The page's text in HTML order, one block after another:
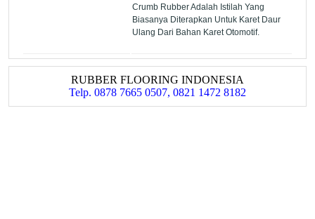
Crumb Rubber Adalah Istilah Yang
Biasanya Diterapkan Untuk Karet Daur
Ulang Dari Bahan Karet Otomotif.
RUBBER FLOORING INDONESIA
Telp. 0878 7665 0507, 0821 1472 8182